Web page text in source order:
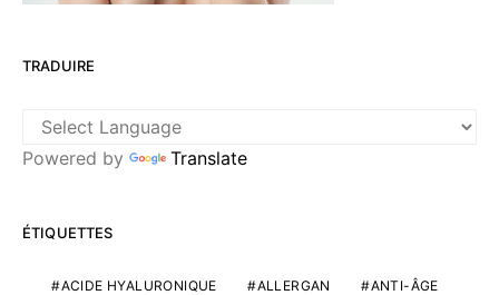
TRADUIRE
Powered by Translate
ÉTIQUETTES
ACIDE HYALURONIQUE ALLERGAN
ANTI-ÂGE